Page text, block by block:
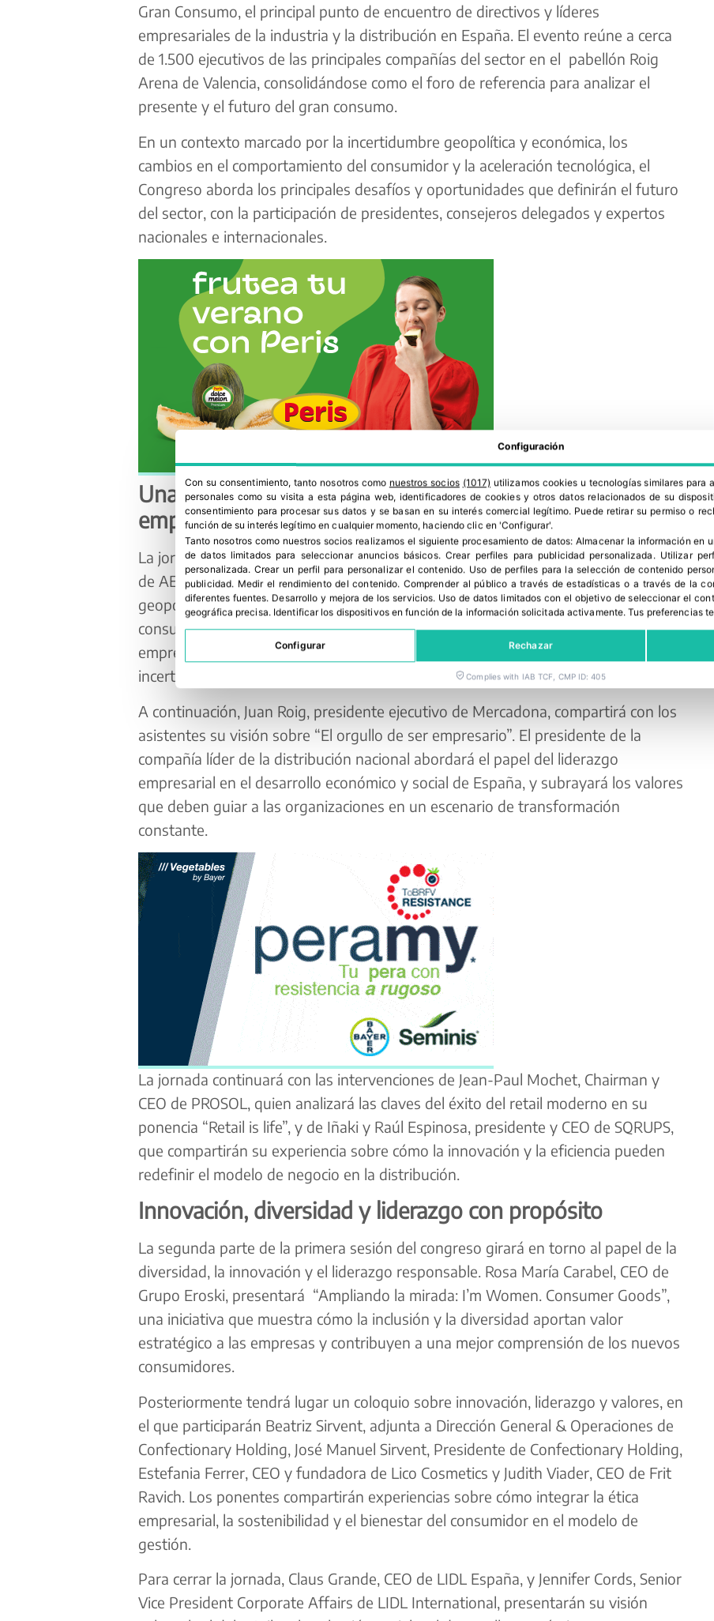
Gran Consumo, el principal punto de encuentro de directivos y líderes
empresariales de la industria y la distribución en España. El evento reúne a cerca
de 1.500 ejecutivos de las principales compañías del sector en el pabellón Roig
Arena de Valencia, consolidándose como el foro de referencia para analizar el
presente y el futuro del gran consumo.
En un contexto marcado por la incertidumbre geopolítica y económica, los
cambios en el comportamiento del consumidor y la aceleración tecnológica, el
Congreso aborda los principales desafíos y oportunidades que definirán el futuro
del sector, con la participación de presidentes, consejeros delegados y expertos
nacionales e internacionales.
Una mirada estratégica al contexto económico y
empresarial
La jornada inaugural cuenta con la intervención de Ignacio González, presidente
de AECOC, quien ofrecerá una visión actualizada de la coyuntura económica y
geopolítica global, además de exponer las perspectivas y desafíos del gran
consumo para los próximos meses. Su ponencia abre el debate sobre cómo las
empresas pueden mantener su competitividad en un entorno de volatilidad e
incertidumbre.
A continuación, Juan Roig, presidente ejecutivo de Mercadona, compartirá con los
asistentes su visión sobre “El orgullo de ser empresario”. El presidente de la
compañía líder de la distribución nacional abordará el papel del liderazgo
empresarial en el desarrollo económico y social de España, y subrayará los valores
que deben guiar a las organizaciones en un escenario de transformación
constante.
La jornada continuará con las intervenciones de Jean-Paul Mochet, Chairman y
CEO de PROSOL, quien analizará las claves del éxito del retail moderno en su
ponencia “Retail is life”, y de Iñaki y Raúl Espinosa, presidente y CEO de SQRUPS,
que compartirán su experiencia sobre cómo la innovación y la eficiencia pueden
redefinir el modelo de negocio en la distribución.
Innovación, diversidad y liderazgo con propósito
La segunda parte de la primera sesión del congreso girará en torno al papel de la
diversidad, la innovación y el liderazgo responsable. Rosa María Carabel, CEO de
Grupo Eroski, presentará “Ampliando la mirada: I’m Women. Consumer Goods”,
una iniciativa que muestra cómo la inclusión y la diversidad aportan valor
estratégico a las empresas y contribuyen a una mejor comprensión de los nuevos
consumidores.
Posteriormente tendrá lugar un coloquio sobre innovación, liderazgo y valores, en
el que participarán Beatriz Sirvent, adjunta a Dirección General & Operaciones de
Confectionary Holding, José Manuel Sirvent, Presidente de Confectionary Holding,
Estefania Ferrer, CEO y fundadora de Lico Cosmetics y Judith Viader, CEO de Frit
Ravich. Los ponentes compartirán experiencias sobre cómo integrar la ética
empresarial, la sostenibilidad y el bienestar del consumidor en el modelo de
gestión.
Para cerrar la jornada, Claus Grande, CEO de LIDL España, y Jennifer Cords, Senior
Vice President Corporate Affairs de LIDL International, presentarán su visión
Configuración
Con su consentimiento, tanto nosotros como nuestros socios (1017) utilizamos cookies u tecnologías similares para
personales como su visita a esta página web, identificadores de cookies y otros datos relacionados de su
consentimiento para procesar sus datos y se basan en su interés comercial legítimo. Puede retirar su permiso o
función de su interés legítimo en cualquier momento, haciendo clic en 'Configurar'.
Tanto nosotros como nuestros socios realizamos el siguiente procesamiento de datos:Almacenar la información en
de datos limitados para seleccionar anuncios básicos. Crear perfiles para publicidad personalizada . Utilizar
personalizada. Crear un perfil para personalizar el contenido. Uso de perfiles para la selección de contenido
publicidad. Medir el rendimiento del contenido. Comprender al público a través de estadísticas o a través de la
diferentes fuentes. Desarrollo y mejora de los servicios. Uso de datos limitados con el objetivo de seleccionar el
geográfica precisa. Identificar los dispositivos en función de la información solicitada activamente.Tus preferencias
Configurar Rechazar
Complies with IAB TCF, CMP ID: 405